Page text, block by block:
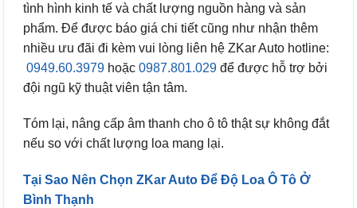
tình hình kinh tế và chất lượng nguồn hàng và sản
phẩm. Để được báo giá chi tiết cũng như nhận thêm
nhiều ưu đãi đi kèm vui lòng liên hệ ZKar Auto hotline:
0949.60.3979 hoặc 0987.801.029 để được hỗ trợ bởi
đội ngũ kỹ thuật viên tận tâm.
Tóm lại, nâng cấp âm thanh cho ô tô thật sự không đắt
nếu so với chất lượng loa mang lại.
Tại Sao Nên Chọn ZKar Auto Để Độ Loa Ô Tô Ở
Bình Thạnh